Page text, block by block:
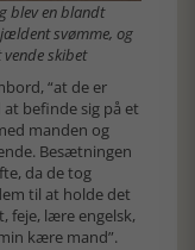
blev en blandt
svømme, og
skibet
“at de er
befinde sig på et
manden og
Besætningen
da de tog
til at holde det
feje, lære engelsk,
kære mand”.